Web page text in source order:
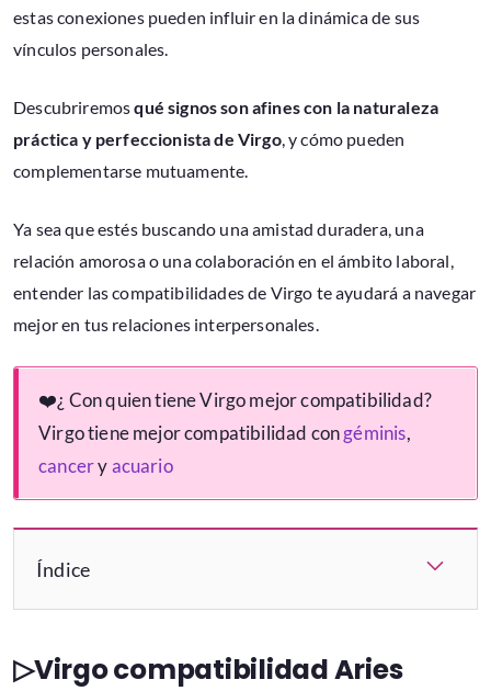
estas conexiones pueden influir en la dinámica de sus
vínculos personales.
Descubriremosqué signos son afines con la naturaleza
práctica y perfeccionista de Virgo, y cómo pueden
complementarse mutuamente.
Ya sea que estés buscando una amistad duradera, una
relación amorosa o una colaboración en el ámbito laboral,
entender las compatibilidades de Virgo te ayudará a navegar
mejor en tus relaciones interpersonales.
❤️️¿ Con quien tiene Virgo mejor compatibilidad?
Virgo tiene mejor compatibilidad congéminis,
canceryacuario
Índice
▷Virgo compatibilidad Aries